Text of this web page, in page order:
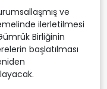
ve
ilerletilmesi
Birliğinin
başlatılması